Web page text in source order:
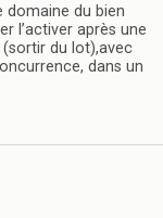
domaine du bien
l’activer après une
du lot),avec
dans un